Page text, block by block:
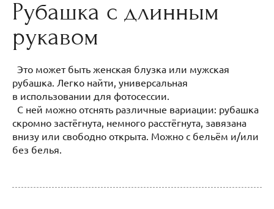
Рубашка с длинным
рукавом
Это может быть женская блузка или мужская
рубашка. Легко найти, универсальная
в использовании для фотосессии.
С ней можно отснять различные вариации: рубашка
скромно застёгнута, немного расстёгнута, завязана
внизу или свободно открыта. Можно с бельём и/или
без белья.